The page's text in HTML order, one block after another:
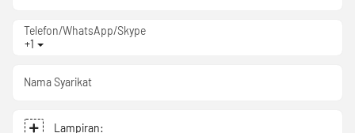
+1
Telefon/WhatsApp/Skype
Nama Syarikat
Lampiran: